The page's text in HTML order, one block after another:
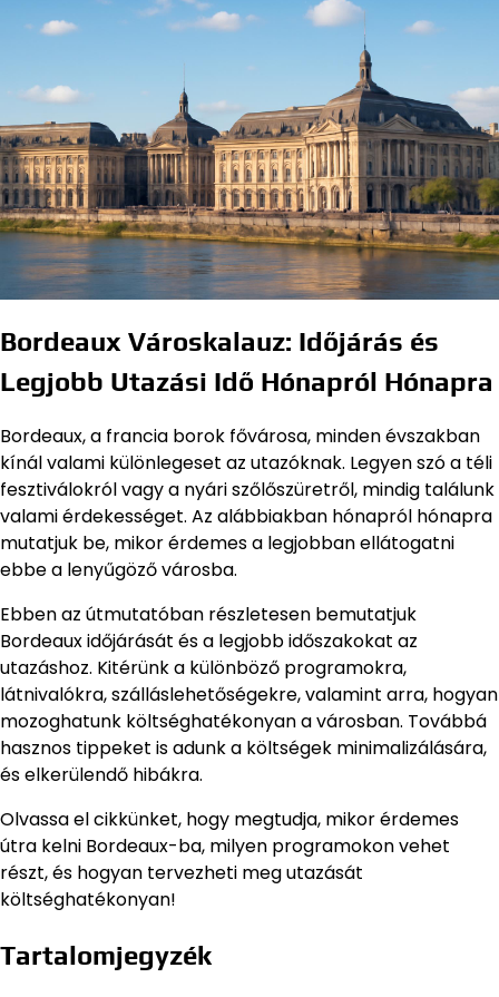
Bordeaux Városkalauz: Időjárás és
Legjobb Utazási Idő Hónapról Hónapra
Bordeaux, a francia borok fővárosa, minden évszakban
kínál valami különlegeset az utazóknak. Legyen szó a téli
fesztiválokról vagy a nyári szőlőszüretről, mindig találunk
valami érdekességet. Az alábbiakban hónapról hónapra
mutatjuk be, mikor érdemes a legjobban ellátogatni
ebbe a lenyűgöző városba.
Ebben az útmutatóban részletesen bemutatjuk
Bordeaux időjárását és a legjobb időszakokat az
utazáshoz. Kitérünk a különböző programokra,
látnivalókra, szálláslehetőségekre, valamint arra, hogyan
mozoghatunk költséghatékonyan a városban. Továbbá
hasznos tippeket is adunk a költségek minimalizálására,
és elkerülendő hibákra.
Olvassa el cikkünket, hogy megtudja, mikor érdemes
útra kelni Bordeaux-ba, milyen programokon vehet
részt, és hogyan tervezheti meg utazását
költséghatékonyan!
Tartalomjegyzék